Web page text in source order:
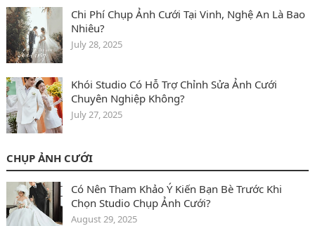
Chi Phí Chụp Ảnh Cưới Tại Vinh, Nghệ An Là Bao
Nhiêu?
July 28, 2025
Khói Studio Có Hỗ Trợ Chỉnh Sửa Ảnh Cưới
Chuyên Nghiệp Không?
July 27, 2025
CHỤP ẢNH CƯỚI
Có Nên Tham Khảo Ý Kiến Bạn Bè Trước Khi
Chọn Studio Chụp Ảnh Cưới?
August 29, 2025